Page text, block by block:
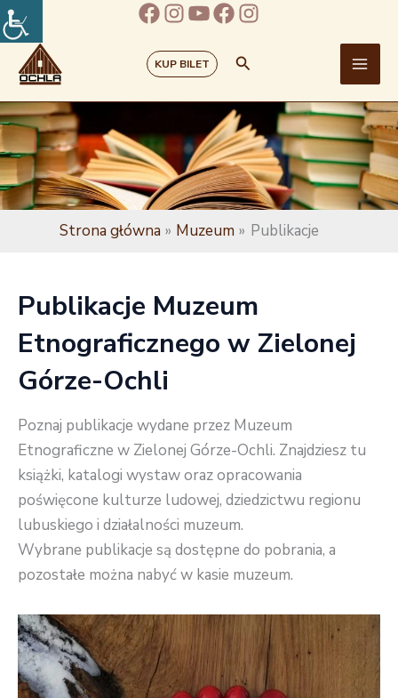
Przejdź
do
treści
Facebook
Instagram
YouTube
Facebook
Instagram
KUP BILET Szukaj
Strona główna Muzeum Publikacje
Publikacje Muzeum
Etnograficznego w Zielonej
Górze-Ochli
Poznaj publikacje wydane przez Muzeum
Etnograficzne w Zielonej Górze-Ochli. Znajdziesz tu
książki, katalogi wystaw oraz opracowania
poświęcone kulturze ludowej, dziedzictwu regionu
lubuskiego i działalności muzeum.
Wybrane publikacje są dostępne do pobrania, a
pozostałe można nabyć w kasie muzeum.